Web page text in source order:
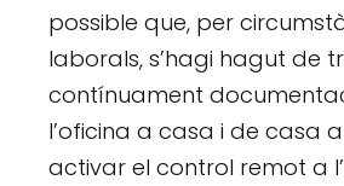
possible que, per
laborals, s’hagi hagut de
contínuament
l’oficina a casa i de casa a
activar el control remot a